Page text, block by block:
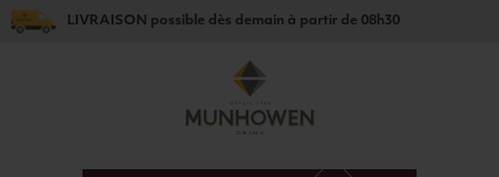
LIVRAISON possible dès demain à partir de 08h30